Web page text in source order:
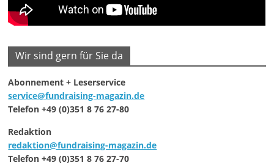
Wir sind gern für Sie da
Abonnement + Leserservice
service@fundraising-magazin.de
Telefon +49 (0)351 8 76 27-80
Redaktion
redaktion@fundraising-magazin.de
Telefon +49 (0)351 8 76 27-70